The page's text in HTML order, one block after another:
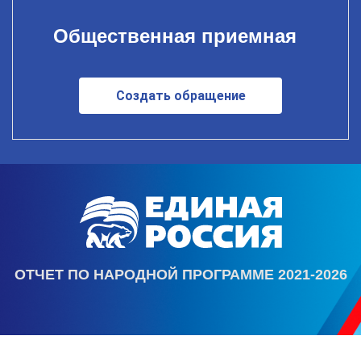
Общественная приемная
Создать обращение
ОТЧЕТ ПО НАРОДНОЙ ПРОГРАММЕ 2021-2026